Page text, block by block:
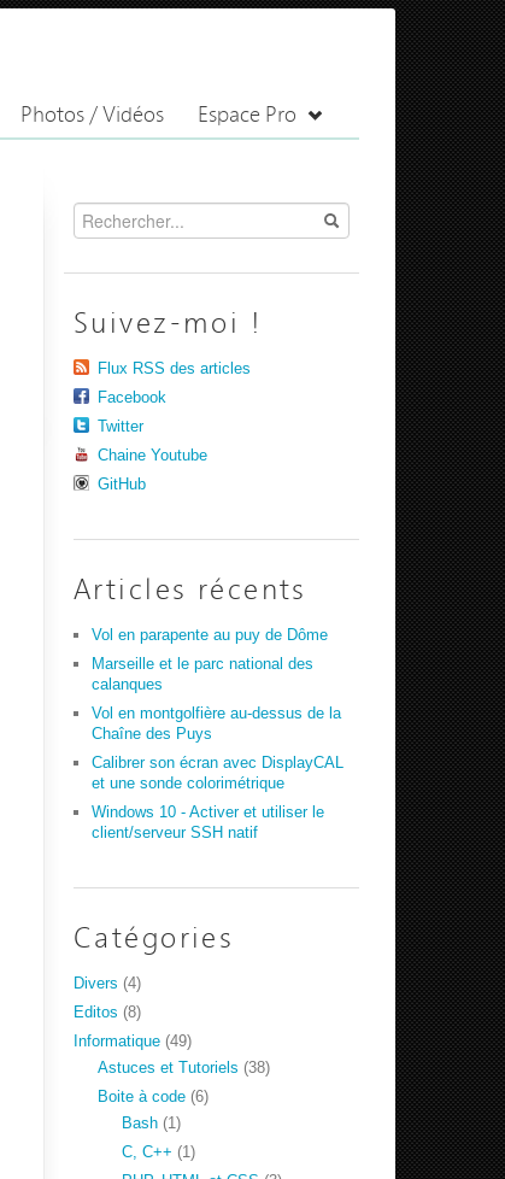
Photos / Vidéos Espace Pro
Suivez-moi !
Flux RSS des articles
Facebook
Twitter
Chaine Youtube
GitHub
Articles récents
Vol en parapente au puy de Dôme
Marseille et le parc national des
calanques
Vol en montgolfière au-dessus de la
Chaîne des Puys
Calibrer son écran avec DisplayCAL
et une sonde colorimétrique
Windows 10 - Activer et utiliser le
client/serveur SSH natif
Catégories
Divers (4)
Editos (8)
Informatique (49)
Astuces et Tutoriels (38)
Boite à code (6)
Bash (1)
C, C++ (1)